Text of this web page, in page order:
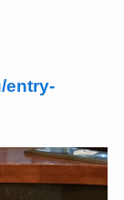
entry-